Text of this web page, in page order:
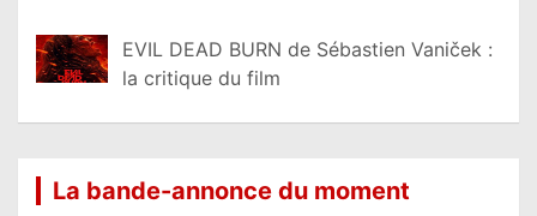
EVIL DEAD BURN de Sébastien Vaniček :
la critique du film
La bande-annonce du moment